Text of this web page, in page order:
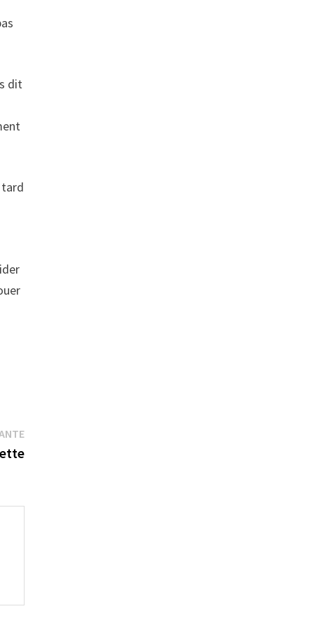
dit
Publication
suivante :